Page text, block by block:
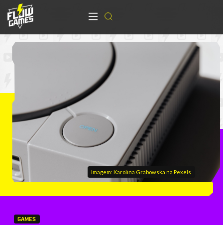
Imagem: Karolina Grabowska na Pexels
GAMES